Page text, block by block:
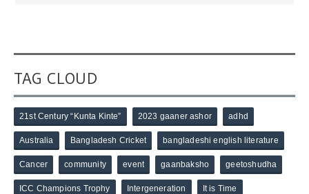
TAG CLOUD
21st Century “Kunta Kinte” 2023 gaaner ashor adhd
Australia Bangladesh Cricket bangladeshi english literature
Cancer community event gaanbaksho geetoshudha
ICC Champions Trophy Intergeneration It is Time